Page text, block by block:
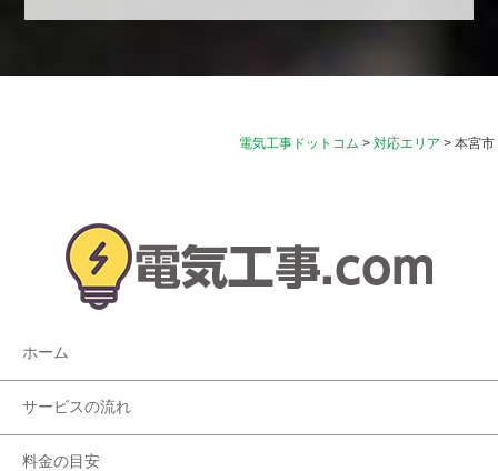
電気工事ドットコム > 対応エリア > 本宮市
ホーム
サービスの流れ
料金の目安